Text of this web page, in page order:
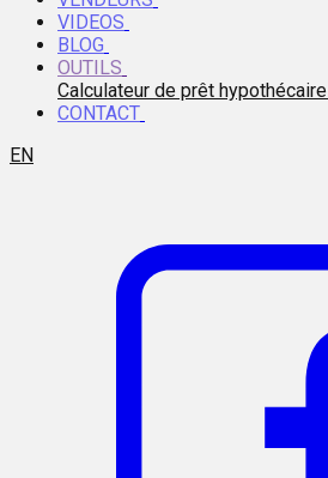
VIDEOS
BLOG
OUTILS
Calculateur de prêt hypothécaire
CONTACT
EN